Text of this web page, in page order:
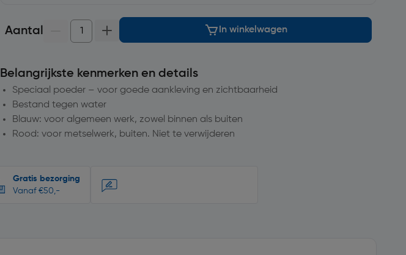
Aantal In winkelwagen
Belangrijkste kenmerken en details
Speciaal poeder – voor goede aankleving en zichtbaarheid
Bestand tegen water
Blauw: voor algemeen werk, zowel binnen als buiten
Rood: voor metselwerk, buiten. Niet te verwijderen
Gratis bezorging
Vanaf €50,-